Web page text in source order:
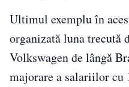
Ultimul exemplu în
organizată luna trecută
Volkswagen de lângă
majorare a salariilor cu